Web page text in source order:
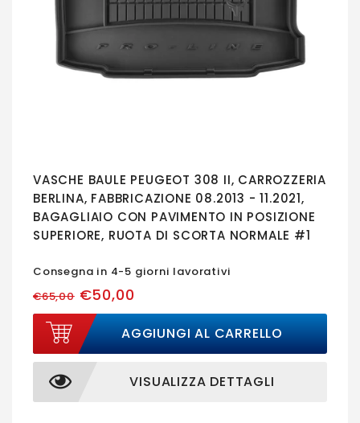
VASCHE BAULE PEUGEOT 308 II, CARROZZERIA
BERLINA, FABBRICAZIONE 08.2013 - 11.2021,
BAGAGLIAIO CON PAVIMENTO IN POSIZIONE
SUPERIORE, RUOTA DI SCORTA NORMALE #1
Consegna in 4-5 giorni lavorativi
€65,00€50,00
AGGIUNGI AL CARRELLO
VISUALIZZA DETTAGLI